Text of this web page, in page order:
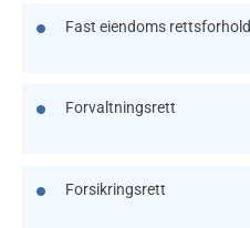
Fast eiendoms rettsforhold
Forvaltningsrett
Forsikringsrett